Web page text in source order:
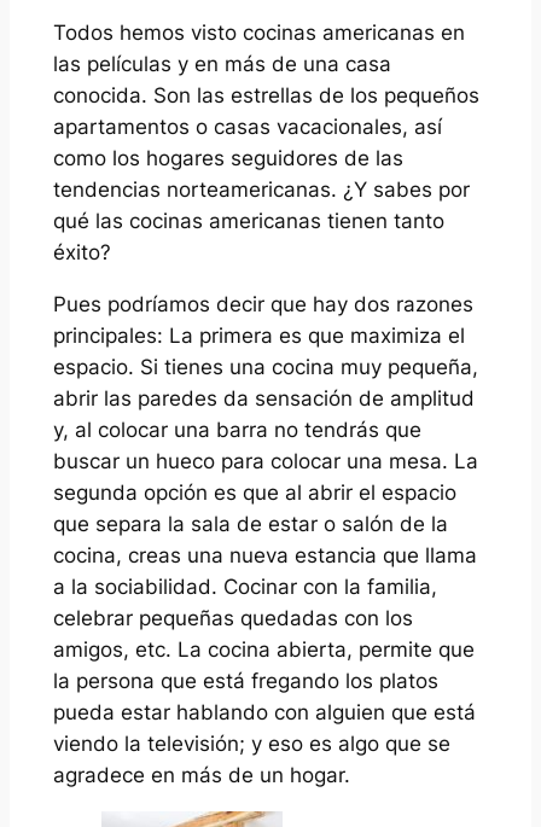
Todos hemos visto cocinas americanas en
las películas y en más de una casa
conocida. Son las estrellas de los pequeños
apartamentos o casas vacacionales, así
como los hogares seguidores de las
tendencias norteamericanas. ¿Y sabes por
qué las cocinas americanas tienen tanto
éxito?
Pues podríamos decir que hay dos razones
principales: La primera es que maximiza el
espacio. Si tienes una cocina muy pequeña,
abrir las paredes da sensación de amplitud
y, al colocar una barra no tendrás que
buscar un hueco para colocar una mesa. La
segunda opción es que al abrir el espacio
que separa la sala de estar o salón de la
cocina, creas una nueva estancia que llama
a la sociabilidad. Cocinar con la familia,
celebrar pequeñas quedadas con los
amigos, etc. La cocina abierta, permite que
la persona que está fregando los platos
pueda estar hablando con alguien que está
viendo la televisión; y eso es algo que se
agradece en más de un hogar.